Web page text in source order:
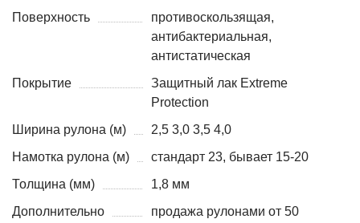
Поверхность
противоскользящая,
антибактериальная,
антистатическая
Покрытие
Защитный лак Extreme
Protection
Ширина рулона (м)
2,5 3,0 3,5 4,0
Намотка рулона (м)
стандарт 23, бывает 15-20
Толщина (мм)
1,8 мм
Дополнительно
продажа рулонами от 50